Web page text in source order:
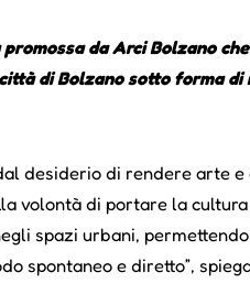
promossa da Arci Bolzano
di Bolzano sotto forma
desiderio di rendere arte
volontà di portare la
spazi urbani,
spontaneo e diretto”,